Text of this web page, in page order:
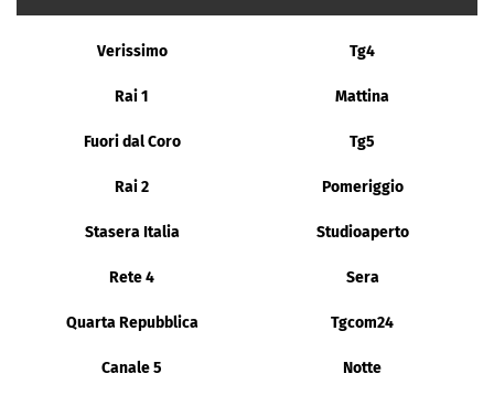
Verissimo Tg4
Rai 1 Mattina
Fuori dal Coro Tg5
Rai 2 Pomeriggio
Stasera Italia Studioaperto
Rete 4 Sera
Quarta Repubblica Tgcom24
Canale 5 Notte